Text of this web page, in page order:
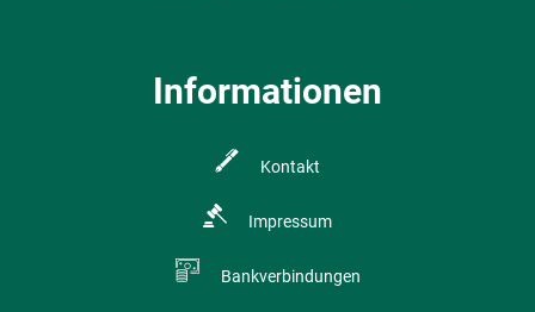
Informationen
Kontakt
Impressum
Bankverbindungen